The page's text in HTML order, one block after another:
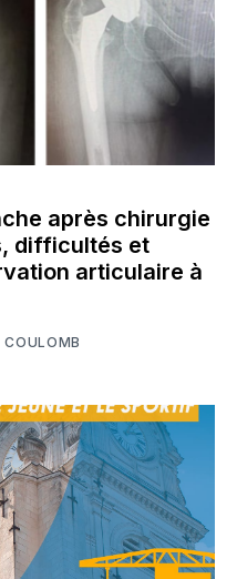
après chirurgie
difficultés et
articulaire à
COULOMB